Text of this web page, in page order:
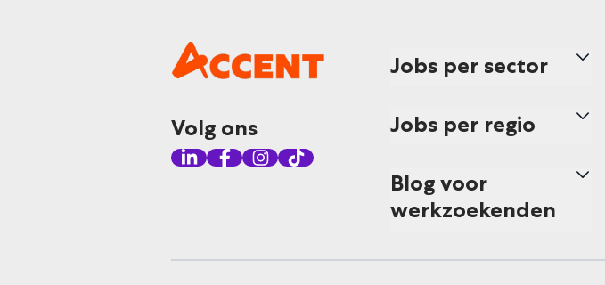
Volg ons
Jobs per sector
Jobs per regio
Blog voor
werkzoekenden